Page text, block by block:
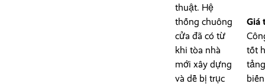
thuật. Hệ
thống chuông
cửa đã có từ
khi tòa nhà
mới xây dựng
và dễ bị trục
Giá
tốt